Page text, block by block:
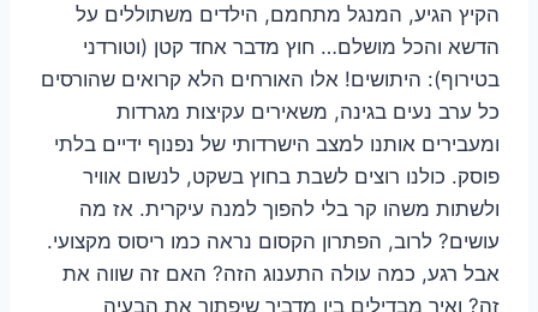
הקיץ הגיע, המנגל מתחמם, הילדים משתוללים על
הדשא והכל מושלם… חוץ מדבר אחד קטן (וטורדני
בטירוף): היתושים! אלו האורחים הלא קרואים שהורסים
כל ערב נעים בגינה, משאירים עקיצות מגרדות
ומעבירים אותנו למצב הישרדותי של נפנוף ידיים בלתי
פוסק. כולנו רוצים לשבת בחוץ בשקט, לנשום אוויר
ולשתות משהו קר בלי להפוך למנה עיקרית. אז מה
עושים? לרוב, הפתרון הקסום נראה כמו ריסוס מקצועי.
אבל רגע, כמה עולה התענוג הזה? האם זה שווה את
זה? ואיך מבדילים בין מדביר שיפתור את הבעיה